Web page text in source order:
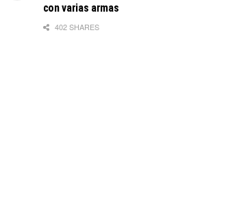
con varias armas
402 SHARES